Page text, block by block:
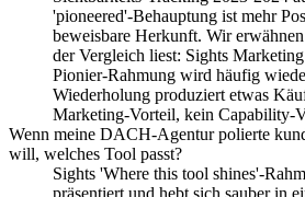
'pioneered'-Behauptung ist mehr
beweisbare Herkunft. Wir
der Vergleich liest: Sights
Pionier-Rahmung wird häufig
Wiederholung produziert etwas
Marketing-Vorteil, kein Capability-
Wenn meine DACH-Agentur polierte
will, welches Tool passt?
Sights 'Where this tool shines'-
präsentiert und hebt sich sauber in